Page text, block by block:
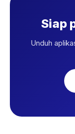
Siap
Unduh